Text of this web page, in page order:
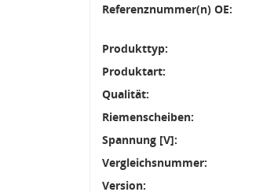
Referenznummer(n) OE:
Produkttyp:
Produktart:
Qualität:
Riemenscheiben:
Spannung [V]:
Vergleichsnummer:
Version: